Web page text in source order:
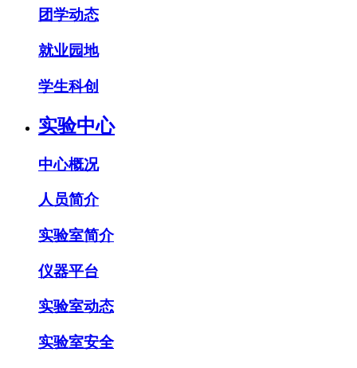
团学动态
就业园地
学生科创
实验中心
中心概况
人员简介
实验室简介
仪器平台
实验室动态
实验室安全